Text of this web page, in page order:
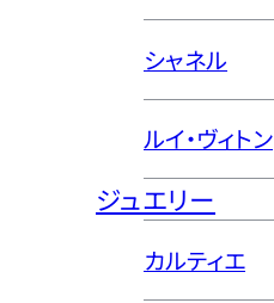
シャネル
ルイ・ヴィトン
ジュエリー
カルティエ